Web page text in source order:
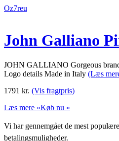
Oz7reu
John Galliano
JOHN GALLIANO Gorgeous
Logo details Made in Italy (Læs
1791 kr. (Vis fragtpris)
Læs mere »Køb nu »
Vi har gennemgået de mest
betalingsmuligheder.